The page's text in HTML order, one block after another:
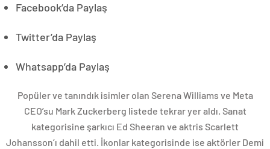
Facebook’da Paylaş
Twitter’da Paylaş
Whatsapp’da Paylaş
Popüler ve tanındık isimler olan Serena Williams ve Meta
CEO’su Mark Zuckerberg listede tekrar yer aldı. Sanat
kategorisine şarkıcı Ed Sheeran ve aktris Scarlett
Johansson’ı dahil etti. İkonlar kategorisinde ise aktörler Demi